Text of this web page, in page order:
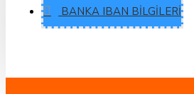
BANKA IBAN BILGILERI